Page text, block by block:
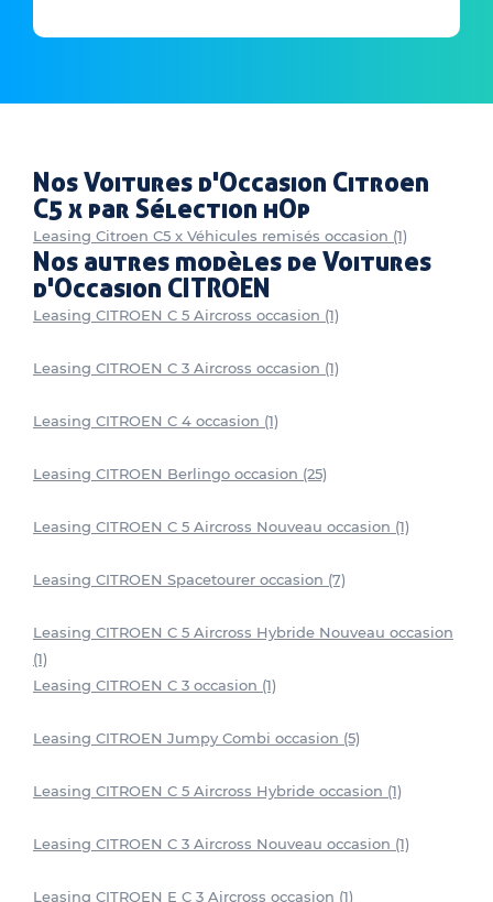
Nos Voitures d'Occasion Citroen
C5 x par Sélection hOp
Leasing Citroen C5 x Véhicules remisés occasion (1)
Nos autres modèles de Voitures
d'Occasion CITROEN
Leasing CITROEN C 5 Aircross occasion (1)
Leasing CITROEN C 3 Aircross occasion (1)
Leasing CITROEN C 4 occasion (1)
Leasing CITROEN Berlingo occasion (25)
Leasing CITROEN C 5 Aircross Nouveau occasion (1)
Leasing CITROEN Spacetourer occasion (7)
Leasing CITROEN C 5 Aircross Hybride Nouveau occasion
(1)
Leasing CITROEN C 3 occasion (1)
Leasing CITROEN Jumpy Combi occasion (5)
Leasing CITROEN C 5 Aircross Hybride occasion (1)
Leasing CITROEN C 3 Aircross Nouveau occasion (1)
Leasing CITROEN E C 3 Aircross occasion (1)